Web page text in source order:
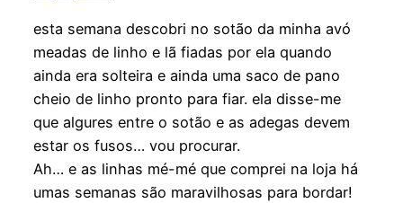
esta semana descobri no sotão da minha avó
meadas de linho e lã fiadas por ela quando
ainda era solteira e ainda uma saco de pano
cheio de linho pronto para fiar. ela disse-me
que algures entre o sotão e as adegas devem
estar os fusos… vou procurar.
Ah… e as linhas mé-mé que comprei na loja há
umas semanas são maravilhosas para bordar!